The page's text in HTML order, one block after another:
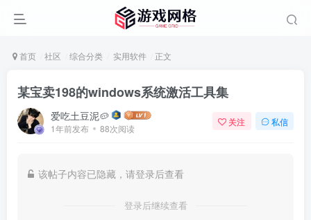
首页 社区 综合分类 实用软件 正文
某宝卖198的windows系统激活工具集
爱吃土豆泥🥔
1年前发布 88次阅读
关注 私信
该帖子内容已隐藏，请登录后查看
登录后继续查看